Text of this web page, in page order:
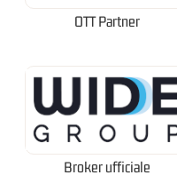
OTT Partner
Broker ufficiale